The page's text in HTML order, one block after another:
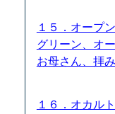
１５．オープ
グリーン、オ
お母さん、拝
１６．オカル